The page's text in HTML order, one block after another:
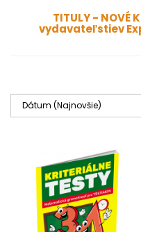
TITULY - NOVÉ
vydavateľstiev